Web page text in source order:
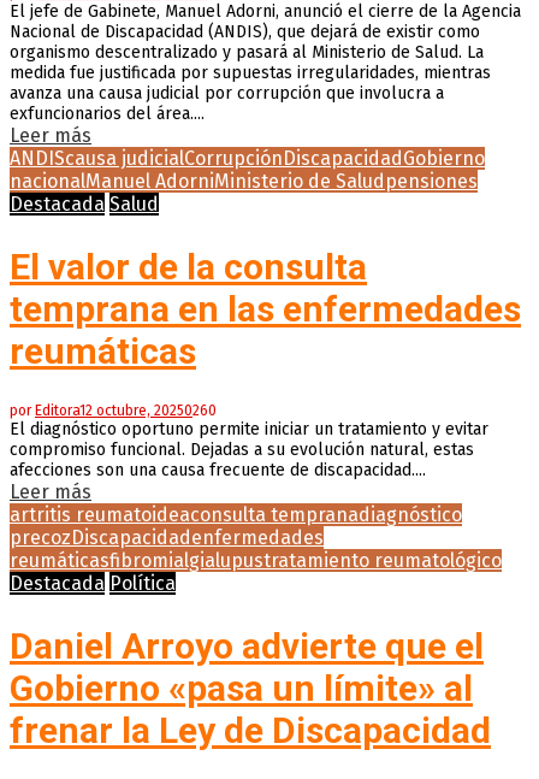
El jefe de Gabinete, Manuel Adorni, anunció el cierre de la Agencia
Nacional de Discapacidad (ANDIS), que dejará de existir como
organismo descentralizado y pasará al Ministerio de Salud. La
medida fue justificada por supuestas irregularidades, mientras
avanza una causa judicial por corrupción que involucra a
exfuncionarios del área....
Leer más
ANDIScausa judicialCorrupciónDiscapacidadGobierno
nacionalManuel AdorniMinisterio de Salud pensiones
Destacada Salud
El valor de la consulta
temprana en las enfermedades
reumáticas
porEditora12 octubre, 20250260
El diagnóstico oportuno permite iniciar un tratamiento y evitar
compromiso funcional. Dejadas a su evolución natural, estas
afecciones son una causa frecuente de discapacidad....
Leer más
artritis reumatoideaconsulta tempranadiagnóstico
precozDiscapacidadenfermedades
reumáticasfibromialgialupustratamiento reumatológico
Destacada Política
Daniel Arroyo advierte que el
Gobierno «pasa un límite» al
frenar la Ley de Discapacidad